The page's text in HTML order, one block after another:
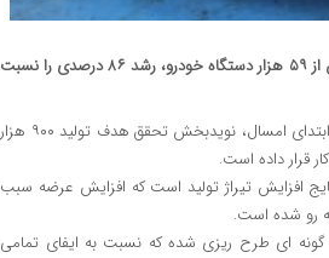
گروه صنعتی ایران خودرو موفق شد از ابتدای امسال تا روز ۱۸ اردیبهشت ماه با تولید بیش از ۵۹ هزار دستگاه خودرو، رشد ۸۶ درصدی را نسبت
به نقل از ایکوپرس- افزایش تولید در گروه صنعتی ایران خودرو از ابتدای امسال، نویدبخش تحقق هدف تولید ۹۰۰ هزار
قرار داده است.
افزایش تیراژ تولید است که افزایش عرضه سبب
رو شده است.
گونه ای طرح ریزی شده که نسبت به ایفای تمامی